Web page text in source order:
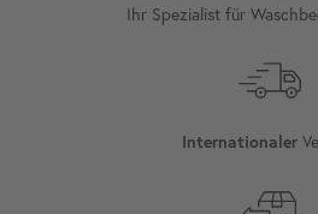
Ihr Spezialist für
Internationaler